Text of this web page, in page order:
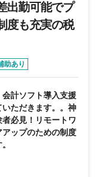
出勤可能でプ
度も充実の税
助あり
計ソフト導入支援
いただきます。。神
必見！リモートワ
ップのための制度